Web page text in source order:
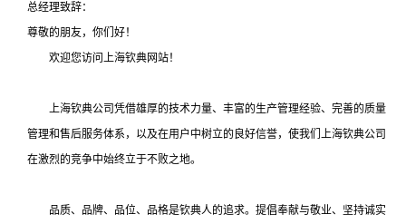
总经理致辞：
尊敬的朋友，你们好！
欢迎您访问上海钦典网站！
上海钦典公司凭借雄厚的技术力量、丰富的生产管理经验、完善的质量
管理和售后服务体系，以及在用户中树立的良好信誉，使我们上海钦典公司
在激烈的竞争中始终立于不败之地。
品质、品牌、品位、品格是钦典人的追求。提倡奉献与敬业、坚持诚实